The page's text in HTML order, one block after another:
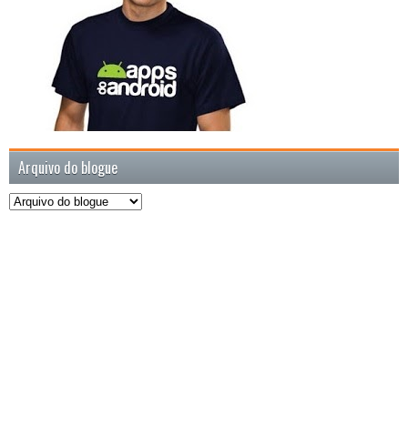
Arquivo do blogue